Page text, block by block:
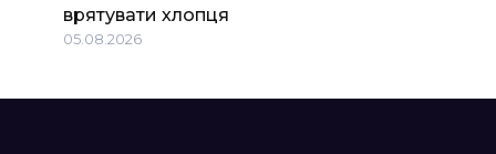
врятувати хлопця
05.08.2026